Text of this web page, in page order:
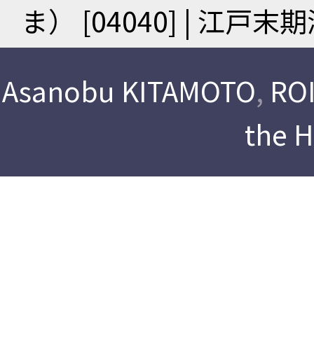
ま） [04040] | 江戸末
Asanobu KITAMOTO,
the